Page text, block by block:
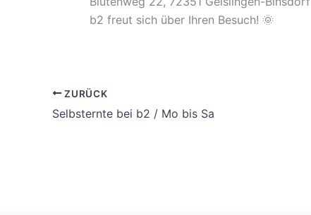
b2 freut sich über Ihren Besuch! 🌞
ZURÜCK
Selbsternte bei b2 / Mo bis Sa